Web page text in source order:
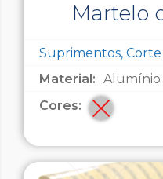
Martelo
Suprimentos, Corte
Material: Alumínio
Cores: